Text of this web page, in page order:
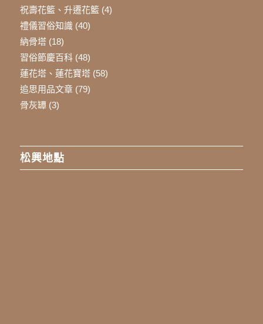
祝壽花籃、升遷花籃(4)
禮儀習俗知識(40)
納骨塔(18)
習俗節慶百科(48)
蓮花塔、蓮花寶塔(58)
追思用品文章(79)
骨灰罈(3)
松興地點